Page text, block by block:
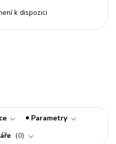
k dispozici
Parametry
0